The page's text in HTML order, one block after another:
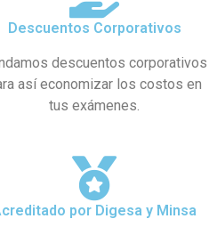
Descuentos Corporativos
descuentos corporativos
así economizar los costos en
tus exámenes.
por Digesa y Minsa​